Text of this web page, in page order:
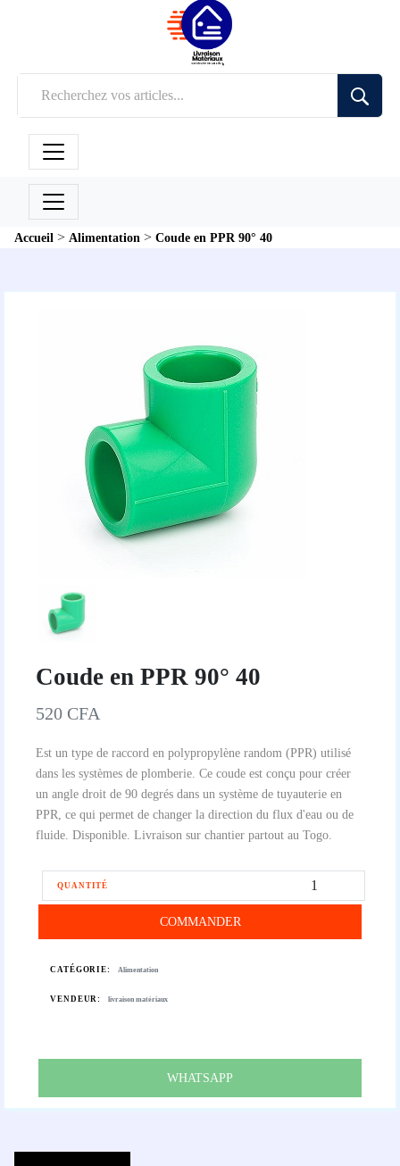
Accueil > Alimentation > Coude en PPR 90° 40
Coude en PPR 90° 40
520 CFA
Est un type de raccord en polypropylène random (PPR) utilisé
dans les systèmes de plomberie. Ce coude est conçu pour créer
un angle droit de 90 degrés dans un système de tuyauterie en
PPR, ce qui permet de changer la direction du flux d'eau ou de
fluide. Disponible. Livraison sur chantier partout au Togo.
QUANTITÉ
COMMANDER
CATÉGORIE: Alimentation
VENDEUR: livraison matériaux
WHATSAPP